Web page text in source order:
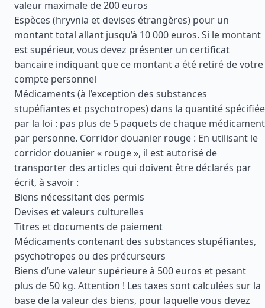
valeur maximale de 200 euros
Espèces (hryvnia et devises étrangères) pour un
montant total allant jusqu’à 10 000 euros. Si le montant
est supérieur, vous devez présenter un certificat
bancaire indiquant que ce montant a été retiré de votre
compte personnel
Médicaments (à l’exception des substances
stupéfiantes et psychotropes) dans la quantité spécifiée
par la loi : pas plus de 5 paquets de chaque médicament
par personne. Corridor douanier rouge : En utilisant le
corridor douanier « rouge », il est autorisé de
transporter des articles qui doivent être déclarés par
écrit, à savoir :
Biens nécessitant des permis
Devises et valeurs culturelles
Titres et documents de paiement
Médicaments contenant des substances stupéfiantes,
psychotropes ou des précurseurs
Biens d’une valeur supérieure à 500 euros et pesant
plus de 50 kg. Attention ! Les taxes sont calculées sur la
base de la valeur des biens, pour laquelle vous devez